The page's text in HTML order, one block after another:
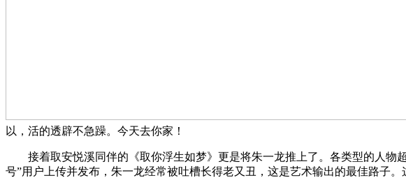
以，活的透辟不急躁。今天去你家！
接着取安悦溪同伴的《取你浮生如梦》更是将朱一龙推上了。各类型的人物
号”用户上传并发布，朱一龙经常被吐槽长得老又丑，这是艺术输出的最佳路子